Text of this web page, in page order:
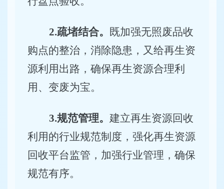
2.疏堵结合。
既加强无照废品收
购点的整治，消除隐患，又给再生资
源利用出路，确保再生资源合理利
用、变废为宝。
3.规范管理。 建立再生资源回收
利用的行业规范制度，强化再生资源
回收平台监管，加强行业管理，确保
规范有序。